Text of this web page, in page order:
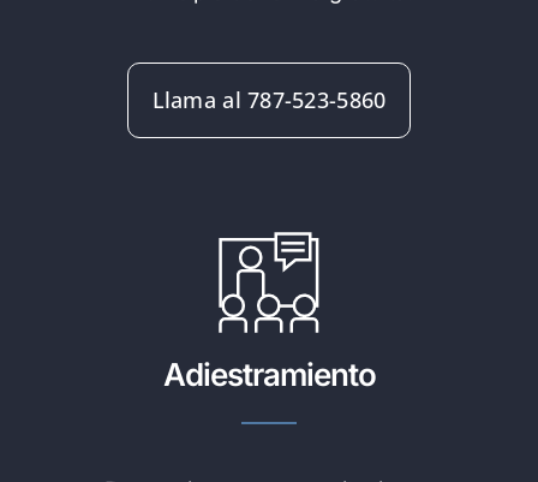
Llama al 787-523-5860
Adiestramiento